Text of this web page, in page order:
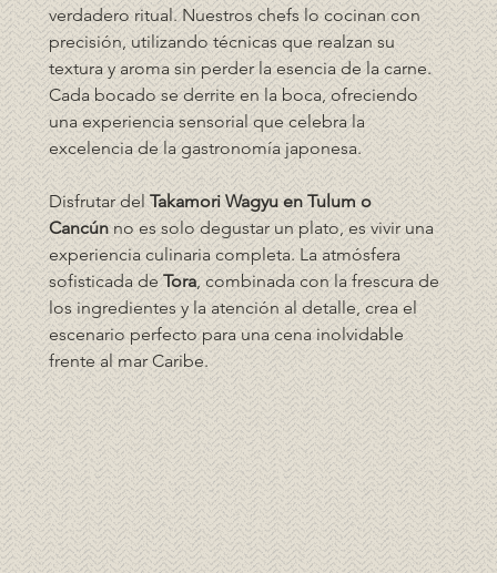
verdadero ritual. Nuestros chefs lo cocinan con
precisión, utilizando técnicas que realzan su
textura y aroma sin perder la esencia de la carne.
Cada bocado se derrite en la boca, ofreciendo
una experiencia sensorial que celebra la
excelencia de la gastronomía japonesa.
Disfrutar del Takamori Wagyu en Tulum o
Cancún no es solo degustar un plato, es vivir una
experiencia culinaria completa. La atmósfera
sofisticada de Tora, combinada con la frescura de
los ingredientes y la atención al detalle, crea el
escenario perfecto para una cena inolvidable
frente al mar Caribe.